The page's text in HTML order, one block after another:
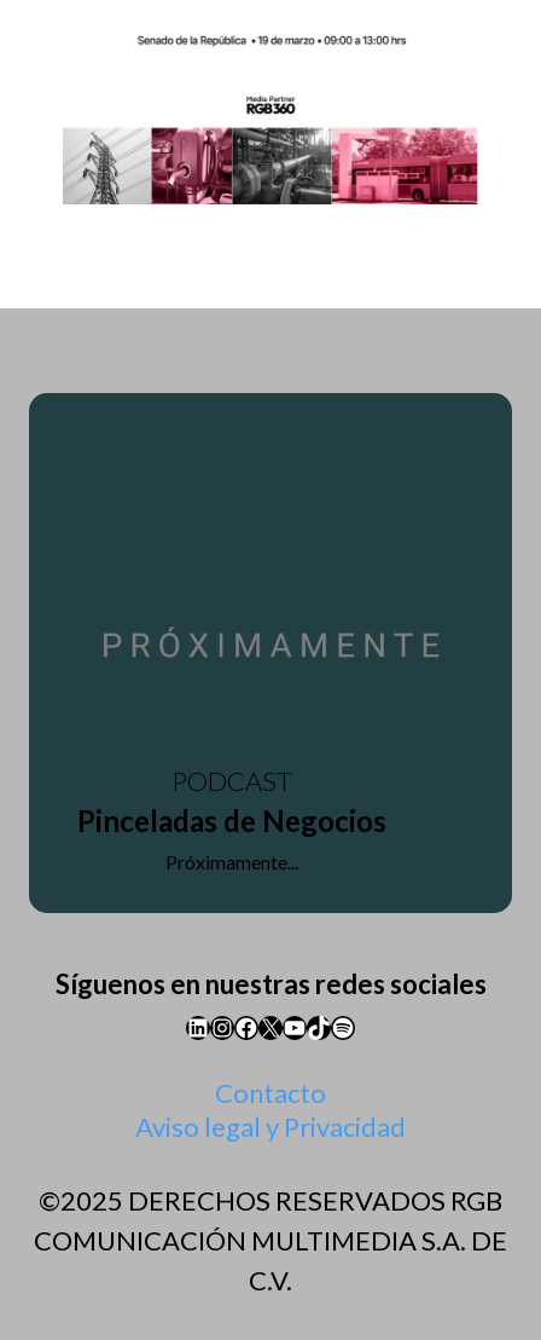
PODCAST
Pinceladas de Negocios
Próximamente...
Síguenos en nuestras redes sociales
LinkedIn
Instagram
Facebook
X YouTube
TikTok
Spotify
Contacto
Aviso legal y Privacidad
©2025 DERECHOS RESERVADOS RGB
COMUNICACIÓN MULTIMEDIA S.A. DE
C.V.